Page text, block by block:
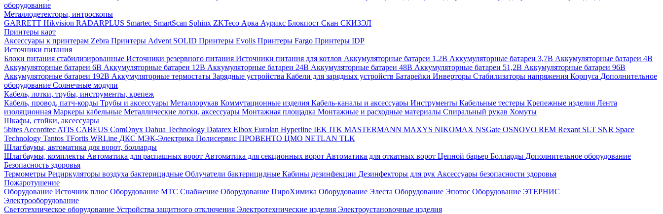
оборудование
Металлодетекторы, интроскопы
GARRETT Hikvision RADARPLUS Smartec SmartScan Sphinx ZKTeco Арка Аурикс Блокпост Скан СКИЗЭЛ
Принтеры карт
Аксессуары к принтерам Zebra Принтеры Advent SOLID Принтеры Evolis Принтеры Fargo Принтеры IDP
Источники питания
Блоки питания стабилизированные Источники резервного питания Источники питания для котлов Аккумуляторные батареи 1,2В Аккумуляторные батареи 3,7В Аккумуляторные батареи 4В
Аккумуляторные батареи 6В Аккумуляторные батареи 12В Аккумуляторные батареи 24В Аккумуляторные батареи 48В Аккумуляторные батареи 51,2В Аккумуляторные батареи 96В
Аккумуляторные батареи 192В Аккумуляторные термостаты Зарядные устройства Кабели для зарядных устройств Батарейки Инверторы Стабилизаторы напряжения Корпуса Дополнительное
оборудование Солнечные модули
Кабель, лотки, трубы, инструменты, крепеж
Кабель, провод, патч-корды Трубы и аксессуары Металлорукав Коммутационные изделия Кабель-каналы и аксессуары Инструменты Кабельные тестеры Крепежные изделия Лента
изоляционная Маркеры кабельные Металлические лотки, аксессуары Монтажная площадка Монтажные и расходные материалы Спиральный рукав Хомуты
Шкафы, стойки, аксессуары
5bites Accordtec ATIS CABEUS ComOnyx Dahua Technology Datarex Elbox Eurolan Hyperline IEK ITK MASTERMANN MAXYS NIKOMAX NSGate OSNOVO REM Rexant SLT SNR Space
Technology Tantos TFortis WRLine ДКС МЭК-Электрика Полисервис ПРОВЕНТО ЦМО NETLAN TLK
Шлагбаумы, автоматика для ворот, болларды
Шлагбаумы, комплекты Автоматика для распашных ворот Автоматика для секционных ворот Автоматика для откатных ворот Цепной барьер Болларды Дополнительное оборудование
Безопасность здоровья
Термометры Рециркуляторы воздуха бактерицидные Облучатели бактерицидные Кабины дезинфекции Дезинфекторы для рук Аксессуары безопасности здоровья
Пожаротушение
Оборудование Источник плюс Оборудование МТС Снабжение Оборудование ПироХимика Оборудование Элеста Оборудование Эпотос Оборудование ЭТЕРНИС
Электрооборудование
Светотехническое оборудование Устройства защитного отключения Электротехнические изделия Электроустановочные изделия